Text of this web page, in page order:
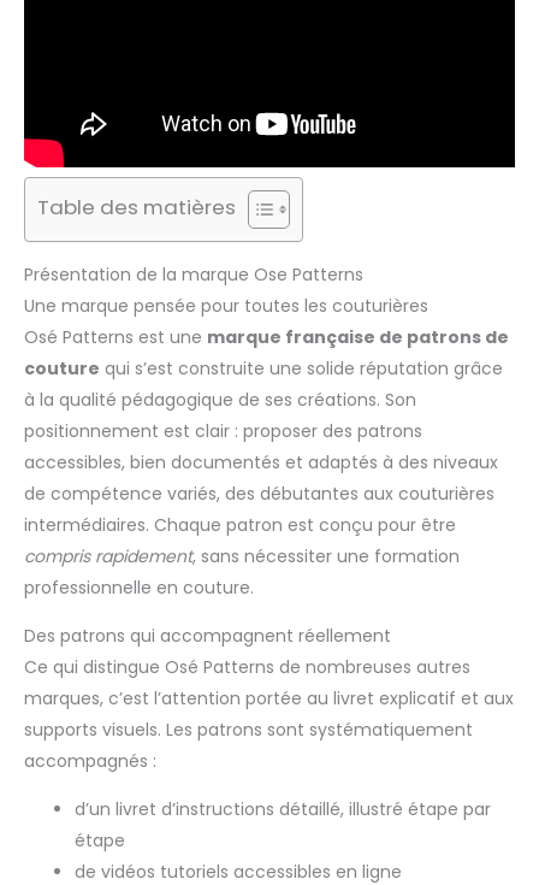
Table des matières
Présentation de la marque Ose Patterns
Une marque pensée pour toutes les couturières
Osé Patterns est une marque française de patrons de
couture qui s’est construite une solide réputation grâce
à la qualité pédagogique de ses créations. Son
positionnement est clair : proposer des patrons
accessibles, bien documentés et adaptés à des niveaux
de compétence variés, des débutantes aux couturières
intermédiaires. Chaque patron est conçu pour être
compris rapidement, sans nécessiter une formation
professionnelle en couture.
Des patrons qui accompagnent réellement
Ce qui distingue Osé Patterns de nombreuses autres
marques, c’est l’attention portée au livret explicatif et aux
supports visuels. Les patrons sont systématiquement
accompagnés :
d’un livret d’instructions détaillé, illustré étape par
étape
de vidéos tutoriels accessibles en ligne